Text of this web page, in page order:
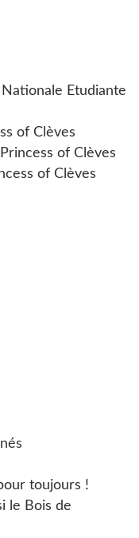
Etudiante
of Clèves
of Clèves
of Clèves
toujours !
le Bois de